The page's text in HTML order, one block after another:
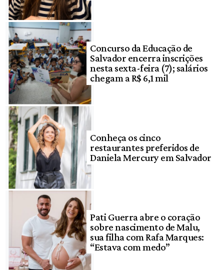
Concurso da Educação de
Salvador encerra inscrições
nesta sexta-feira (7); salários
chegam a R$ 6,1 mil
Conheça os cinco
restaurantes preferidos de
Daniela Mercury em Salvador
Pati Guerra abre o coração
sobre nascimento de Malu,
sua filha com Rafa Marques:
“Estava com medo”